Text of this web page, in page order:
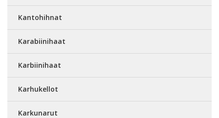
Kantohihnat
Karabiinihaat
Karbiinihaat
Karhukellot
Karkunarut